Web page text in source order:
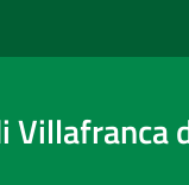
Villafranca